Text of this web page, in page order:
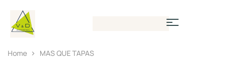
Home MAS QUE TAPAS